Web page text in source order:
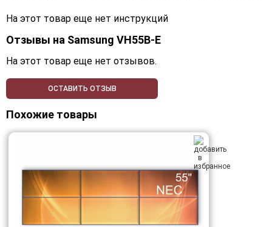
На этот товар еще нет инструкций
Отзывы на Samsung VH55B-E
На этот товар еще нет отзывов.
ОСТАВИТЬ ОТЗЫВ
Похожие товары